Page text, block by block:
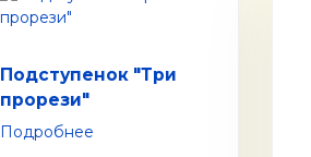
Подступенок "Три
прорези"
Подробнее